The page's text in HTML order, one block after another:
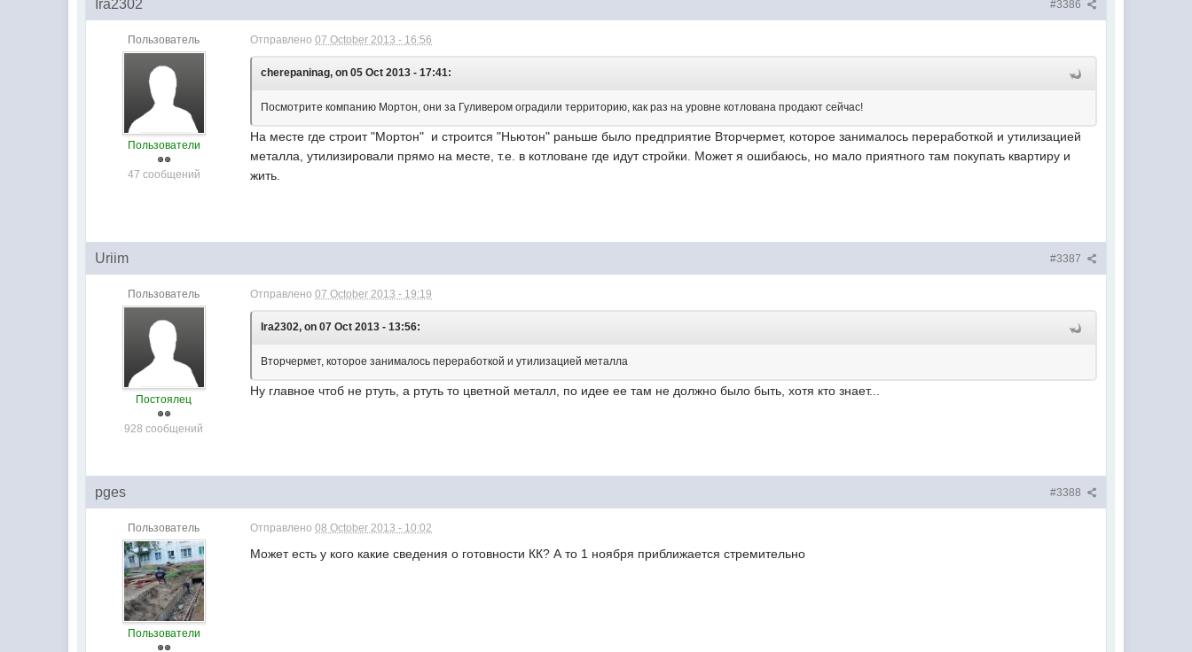
#3386
Ira2302
Пользователь
Пользователи
47 сообщений
Отправлено07 October 2013 - 16:56
cherepaninag, on 05 Oct 2013 - 17:41:
Посмотрите компанию Мортон, они за Гуливером оградили территорию, как раз на уровне котлована продают сейчас!
На месте где строит "Мортон" и строится "Ньютон" раньше было предприятие Вторчермет, которое занималось переработкой и утилизацией
металла, утилизировали прямо на месте, т.е. в котловане где идут стройки. Может я ошибаюсь, но мало приятного там покупать квартиру и
жить.
#3387
Uriim
Пользователь
Постоялец
928 сообщений
Отправлено07 October 2013 - 19:19
Ira2302, on 07 Oct 2013 - 13:56:
Вторчермет, которое занималось переработкой и утилизацией металла
Ну главное чтоб не ртуть, а ртуть то цветной металл, по идее ее там не должно было быть, хотя кто знает...
#3388
pges
Пользователь
Пользователи
Отправлено08 October 2013 - 10:02
Может есть у кого какие сведения о готовности КК? А то 1 ноября приближается стремительно